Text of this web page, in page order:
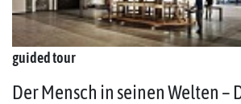
guided tour
Der Mensch in seinen Welten –